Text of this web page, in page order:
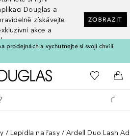
Douglas a
získávejte
akce a
ZOBRAZIT
prodejnách a vychutnejte si svojí chvíli
Domů K mému
Do
Lepidla na řasy Ardell Duo Lash